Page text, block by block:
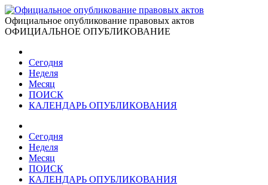
Официальное опубликование правовых актов
ОФИЦИАЛЬНОЕ ОПУБЛИКОВАНИЕ
Сегодня
Неделя
Месяц
ПОИСК
КАЛЕНДАРЬ ОПУБЛИКОВАНИЯ
Сегодня
Неделя
Месяц
ПОИСК
КАЛЕНДАРЬ ОПУБЛИКОВАНИЯ